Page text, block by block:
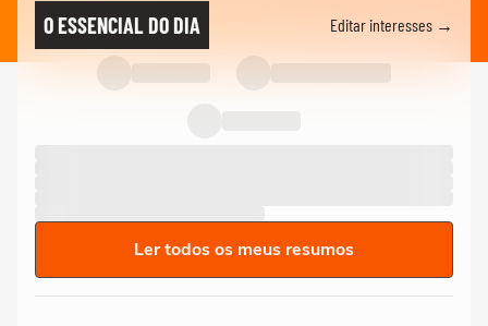
O ESSENCIAL DO DIA Editar interesses →
Ler todos os meus resumos